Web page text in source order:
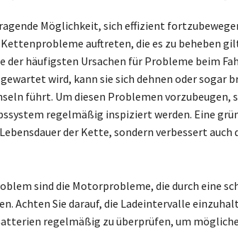
Möglichkeit, sich effizient
auftreten, die es zu beheben
häufigsten Ursachen für Probleme beim
wird, kann sie sich dehnen oder sogar
führt. Um diesen Problemen vorzubeugen,
regelmäßig inspiziert werden. Eine
der Kette, sondern verbessert auch
sind die Motorprobleme, die durch eine
Achten Sie darauf, die Ladeintervalle
regelmäßig zu überprüfen, um